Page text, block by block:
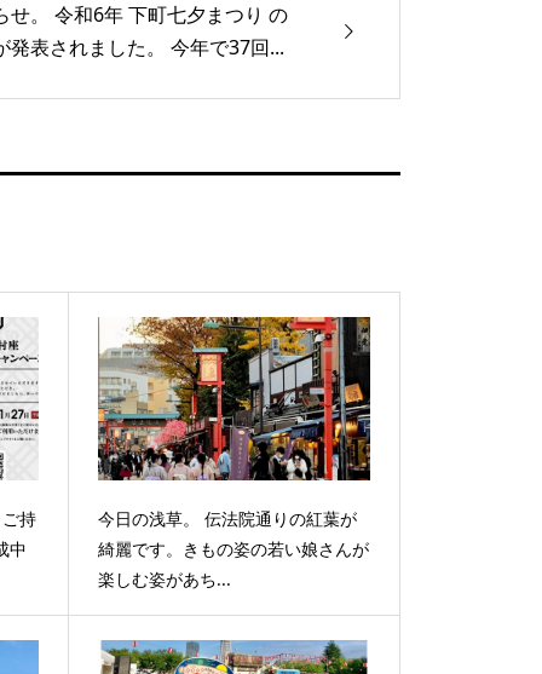
せ。 令和6年 下町七夕まつり の
発表されました。 今年で37回...
持
中
今日の浅草。 伝法院通りの紅葉が
綺麗です。きもの姿の若い娘さんが
楽しむ姿があち...